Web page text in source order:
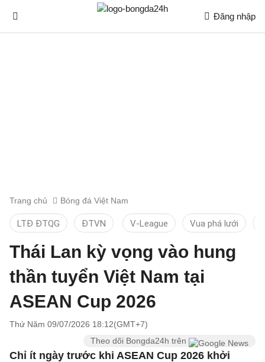
Đăng nhập
Trang chủ Bóng đá Việt Nam
LTĐ ĐTQG ĐTVN V-League Vua phá lưới
Thái Lan kỳ vọng vào hung
thần tuyển Việt Nam tại
ASEAN Cup 2026
Thứ Năm 09/07/2026 18:12(GMT+7)
Theo dõi Bongda24h trên
Chỉ ít ngày trước khi ASEAN Cup 2026 khởi